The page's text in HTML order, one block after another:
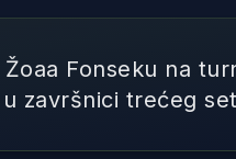
Fonseku na
završnici trećeg